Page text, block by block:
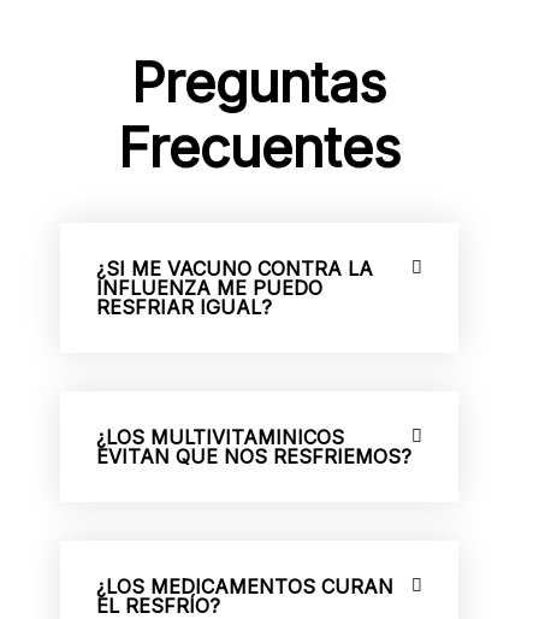
Preguntas
Frecuentes
¿SI ME VACUNO CONTRA LA
INFLUENZA ME PUEDO
RESFRIAR IGUAL?
¿LOS MULTIVITAMINICOS
EVITAN QUE NOS RESFRIEMOS?
¿LOS MEDICAMENTOS CURAN
EL RESFRÍO?